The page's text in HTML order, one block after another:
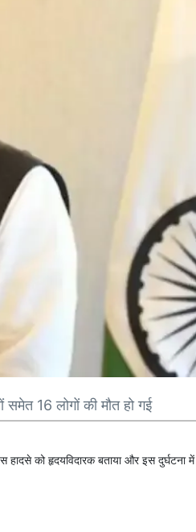
16 लोगों की मौत हो गई
को हृदयविदारक बताया और इस दुर्घटना में